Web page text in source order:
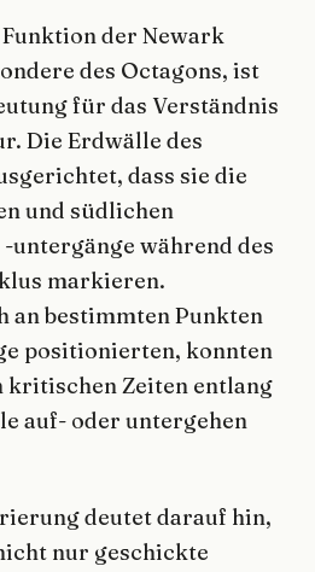
der Newark
des Octagons, ist
für das Verständnis
Die Erdwälle des
dass sie die
und südlichen
untergänge während des
markieren.
an bestimmten Punkten
positionierten, konnten
kritischen Zeiten entlang
auf- oder untergehen
deutet darauf hin,
nur geschickte